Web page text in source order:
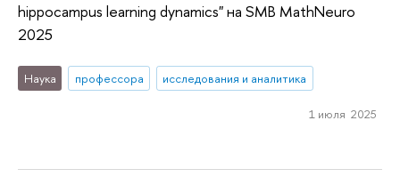
hippocampus learning dynamics" на SMB MathNeuro
2025
Наука профессора исследования и аналитика
1 июля 2025